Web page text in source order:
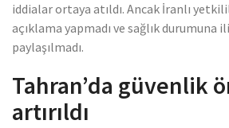
iddialar ortaya atıldı. Ancak İranlı
açıklama yapmadı ve sağlık durumuna
paylaşılmadı.
Tahran’da güvenlik
artırıldı